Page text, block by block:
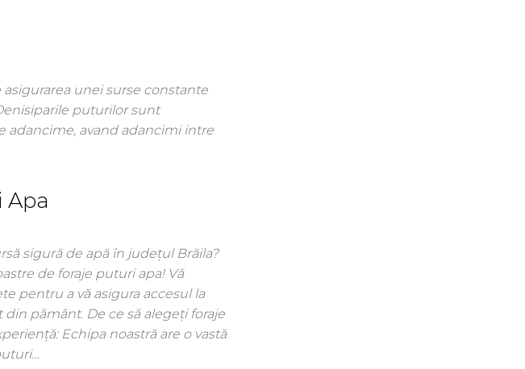
unei surse constante
puturilor sunt
adancime, avand adancimi intre
Apa
sigură de apă în județul Brăila?
de foraje puturi apa! Vă
pentru a vă asigura accesul la
din pământ. De ce să alegeți foraje
Echipa noastră are o vastă